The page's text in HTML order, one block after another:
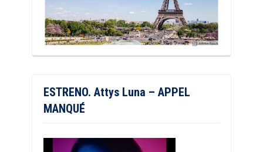
ESTRENO. Attys Luna – APPEL
MANQUÉ